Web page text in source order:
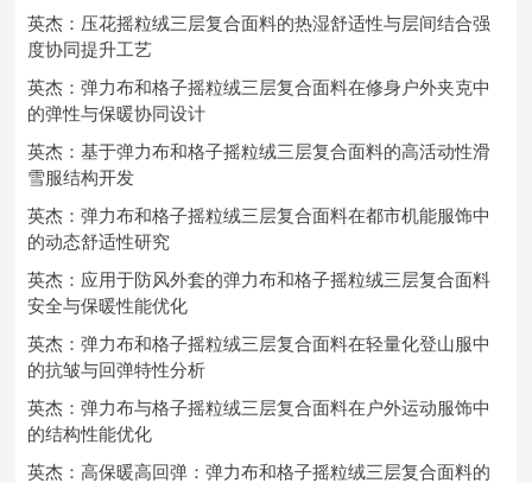
英杰：压花摇粒绒三层复合面料的热湿舒适性与层间结合强
度协同提升工艺
英杰：弹力布和格子摇粒绒三层复合面料在修身户外夹克中
的弹性与保暖协同设计
英杰：基于弹力布和格子摇粒绒三层复合面料的高活动性滑
雪服结构开发
英杰：弹力布和格子摇粒绒三层复合面料在都市机能服饰中
的动态舒适性研究
英杰：应用于防风外套的弹力布和格子摇粒绒三层复合面料
安全与保暖性能优化
英杰：弹力布和格子摇粒绒三层复合面料在轻量化登山服中
的抗皱与回弹特性分析
英杰：弹力布与格子摇粒绒三层复合面料在户外运动服饰中
的结构性能优化
英杰：高保暖高回弹：弹力布和格子摇粒绒三层复合面料的